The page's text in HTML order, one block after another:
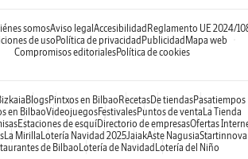
somosAviso legalAccesibilidadReglamento UE 2024/
de usoPolítica de privacidadPublicidadMapa web
Compromisos editorialesPolítica de cookies
BlogsPintxos en BilbaoRecetasDe tiendasPasatiempos
en BilbaoVideojuegosFestivalesPuntos de ventaLa Tienda
Estaciones de esquíDirectorio de empresasOfertas
La MirillaLotería Navidad 2025JaiakAste NagusiaStartinnova
de BilbaoLotería de NavidadLotería del Niño